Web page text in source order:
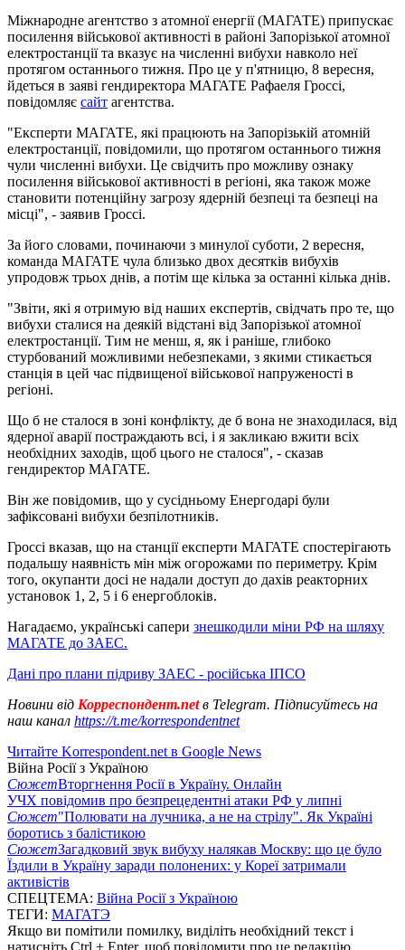
Міжнародне агентство з атомної енергії (МАГАТЕ) припускає
посилення військової активності в районі Запорізької атомної
електростанції та вказує на численні вибухи навколо неї
протягом останнього тижня. Про це у п'ятницю, 8 вересня,
йдеться в заяві гендиректора МАГАТЕ Рафаеля Гроссі,
повідомляє сайт агентства.
"Експерти МАГАТЕ, які працюють на Запорізькій атомній
електростанції, повідомили, що протягом останнього тижня
чули численні вибухи. Це свідчить про можливу ознаку
посилення військової активності в регіоні, яка також може
становити потенційну загрозу ядерній безпеці та безпеці на
місці", - заявив Гроссі.
За його словами, починаючи з минулої суботи, 2 вересня,
команда МАГАТЕ чула близько двох десятків вибухів
упродовж трьох днів, а потім ще кілька за останні кілька днів.
"Звіти, які я отримую від наших експертів, свідчать про те, що
вибухи сталися на деякій відстані від Запорізької атомної
електростанції. Тим не менш, я, як і раніше, глибоко
стурбований можливими небезпеками, з якими стикається
станція в цей час підвищеної військової напруженості в
регіоні.
Що б не сталося в зоні конфлікту, де б вона не знаходилася, від
ядерної аварії постраждають всі, і я закликаю вжити всіх
необхідних заходів, щоб цього не сталося", - сказав
гендиректор МАГАТЕ.
Він же повідомив, що у сусідньому Енергодарі були
зафіксовані вибухи безпілотників.
Гроссі вказав, що на станції експерти МАГАТЕ спостерігають
подальшу наявність мін між огорожами по периметру. Крім
того, окупанти досі не надали доступ до дахів реакторних
установок 1, 2, 5 і 6 енергоблоків.
Нагадаємо, українські сапери знешкодили міни РФ на шляху
МАГАТЕ до ЗАЕС.
Дані про плани підриву ЗАЕС - російська ІПСО
Новини від Корреспондент.netв Telegram. Підписуйтесь на
наш канал https://t.me/korrespondentnet
Читайте Korrespondent.net в Google News
Війна Росії з Україною
СюжетВторгнення Росії в Україну. Онлайн
УЧХ повідомив про безпрецедентні атаки РФ у липні
Сюжет"Полювати на лучника, а не на стрілу". Як Україні
боротись з балістикою
СюжетЗагадковий звук вибуху налякав Москву: що це було
Їздили в Україну заради полонених: у Кореї затримали
активістів
СПЕЦТЕМА: Війна Росії з Україною
ТЕГИ: МАГАТЭ
Якщо ви помітили помилку, виділіть необхідний текст і
натисніть Ctrl + Enter, щоб повідомити про це редакцію.